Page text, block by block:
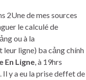
2Une de mes sources
le calculé de
ou à la
ligne) ba cảng chính
En Ligne, à 19hrs
Il y a eu la prise deffet de